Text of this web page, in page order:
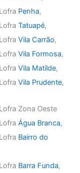
Penha,
Tatuapé,
Vila Carrão,
Vila Formosa,
Vila Matilde,
Vila Prudente,
Zona Oeste
Água Branca,
Bairro do
Barra Funda,